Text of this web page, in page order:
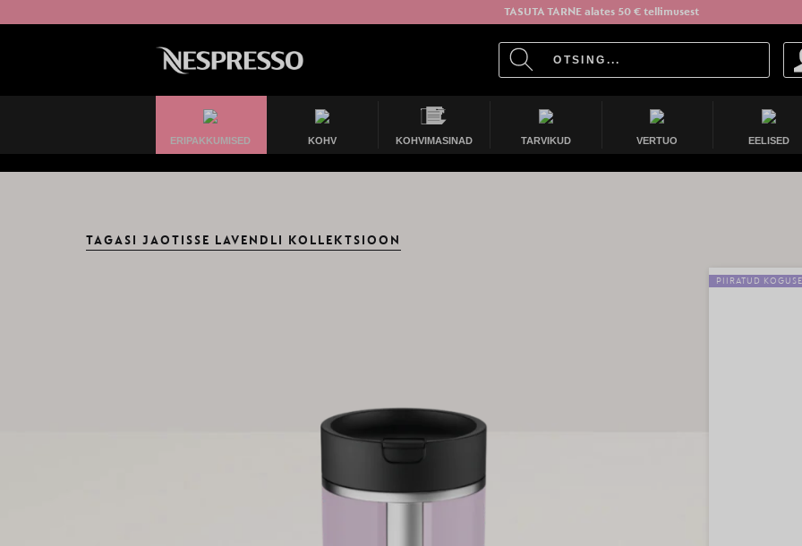
TASUTA TARNE alates 50 € tellimusest
ERIPAKKUMISED KOHV KOHVIMASINAD TARVIKUD VERTUO EELISED
TAGASI JAOTISSE LAVENDLI KOLLEKTSIOON
PIIRATUD